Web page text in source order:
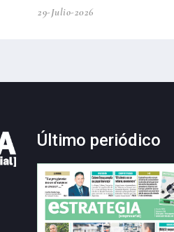
29-Julio-2026
Último periódico